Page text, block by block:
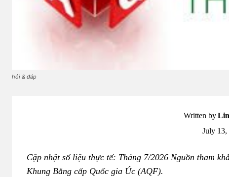
hỏi & đáp
Written by
July 13,
Cập nhật số liệu thực tế: Tháng 7/2026 Nguồn tham
Khung Bằng cấp Quốc gia Úc (AQF).